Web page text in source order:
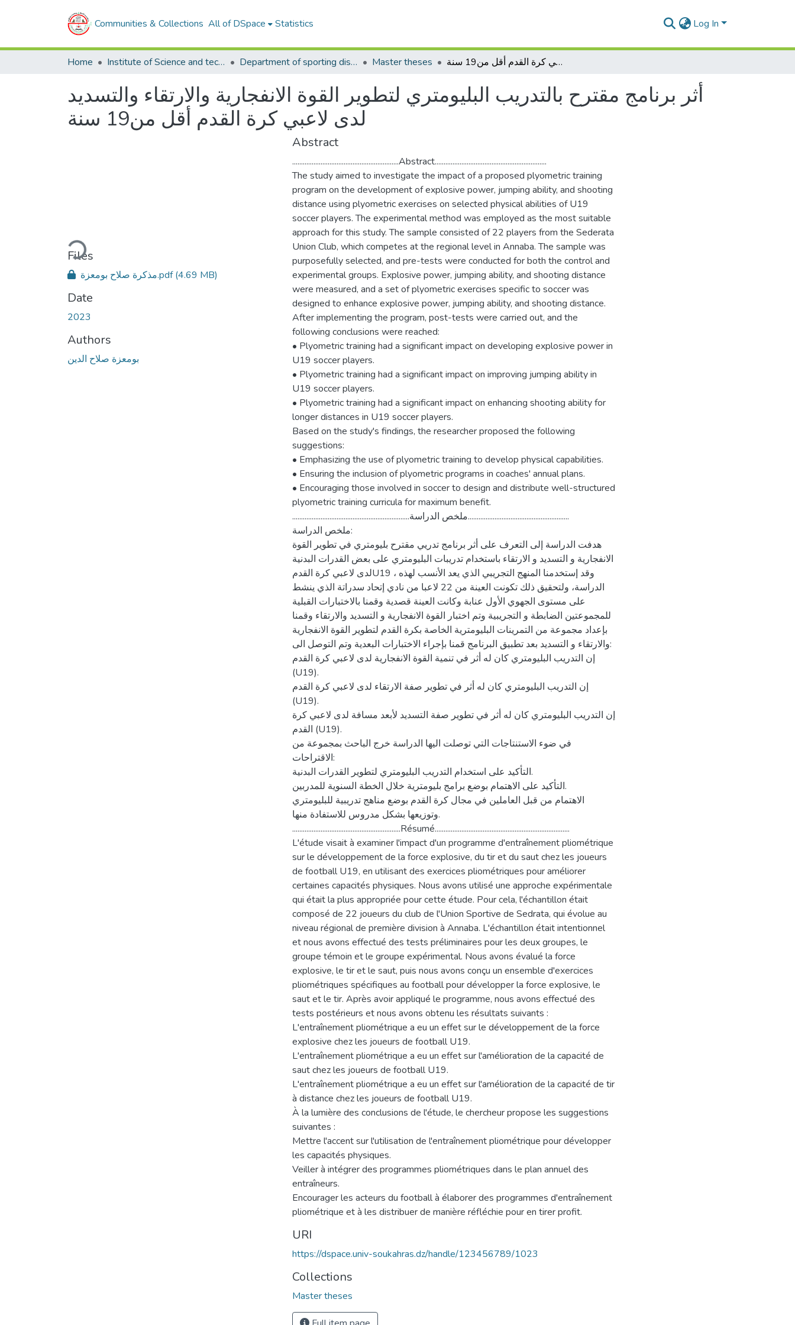
Communities & Collections All of DSpace Statistics Log In
Home Institute of Science and techniques of physical and sporting activities Department of sporting disciplines Master theses أثر برنامج مقترح بالتدريب البليومتري لتطوير القوة الانفجارية والارتقاء والتسديد لدى لاعبي كرة القدم أقل من19 سنة
أثر برنامج مقترح بالتدريب البليومتري لتطوير القوة الانفجارية والارتقاء والتسديد
لدى لاعبي كرة القدم أقل من19 سنة
Loading...
Files
مذكرة صلاح بومعزة.pdf(4.69 MB)
Date
2023
Authors
بومعزة صلاح الدين
Abstract
............................................................Abstract...............................................................
The study aimed to investigate the impact of a proposed plyometric training
program on the development of explosive power, jumping ability, and shooting
distance using plyometric exercises on selected physical abilities of U19
soccer players. The experimental method was employed as the most suitable
approach for this study. The sample consisted of 22 players from the Sederata
Union Club, which competes at the regional level in Annaba. The sample was
purposefully selected, and pre-tests were conducted for both the control and
experimental groups. Explosive power, jumping ability, and shooting distance
were measured, and a set of plyometric exercises specific to soccer was
designed to enhance explosive power, jumping ability, and shooting distance.
After implementing the program, post-tests were carried out, and the
following conclusions were reached:
• Plyometric training had a significant impact on developing explosive power in
U19 soccer players.
• Plyometric training had a significant impact on improving jumping ability in
U19 soccer players.
• Plyometric training had a significant impact on enhancing shooting ability for
longer distances in U19 soccer players.
Based on the study's findings, the researcher proposed the following
suggestions:
• Emphasizing the use of plyometric training to develop physical capabilities.
• Ensuring the inclusion of plyometric programs in coaches' annual plans.
• Encouraging those involved in soccer to design and distribute well-structured
plyometric training curricula for maximum benefit.
..................................................................ملخص الدراسة.........................................................
ملخص الدراسة:
هدفت الدراسة إلى التعرف على أثر برنامج تدريي مقترح بليومتري في تطوير القوة
الانفجارية و التسديد و الارتقاء باستخدام تدريبات البليومتري على بعض القدرات البدنية
لدى لاعبي كرة القدمU19 ، وقد إستخدمنا المنهج التجريبي الذي يعد الأنسب لهذه
الدراسة، ولتحقيق ذلك تكونت العينة من 22 لاعبا من نادي إتحاد سدراتة الذي ينشط
على مستوى الجهوي الأول عنابة وكانت العينة قصدية وقمنا بالاختبارات القبلية
للمجموعتين الضابطة و التجريبية وتم اختبار القوة الانفجارية و التسديد والارتقاء وقمنا
بإعداد مجموعة من التمرينات البليومترية الخاصة بكرة القدم لتطوير القوة الانفجارية
والارتقاء و التسديد بعد تطبيق البرنامج قمنا بإجراء الاختبارات البعدية وتم التوصل الى:
إن التدريب البليومتري كان له أثر في تنمية القوة الانفجارية لدى لاعبي كرة القدم
(U19).
إن التدريب البليومتري كان له أثر في تطوير صفة الارتقاء لدى لاعبي كرة القدم
(U19).
إن التدريب البليومتري كان له أثر في تطوير صفة التسديد لأبعد مسافة لدى لاعبي كرة
القدم (U19).
في ضوء الاستنتاجات التي توصلت اليها الدراسة خرج الباحث بمجموعة من
الاقتراحات:
التأكيد على استخدام التدريب البليومتري لتطوير القدرات البدنية.
التأكيد على الاهتمام بوضع برامج بليومترية خلال الخطة السنوية للمدربين.
الاهتمام من قبل العاملين في مجال كرة القدم بوضع مناهج تدريبية للبليومتري
وتوزيعها بشكل مدروس للاستفادة منها.
.............................................................Résumé............................................................................
L'étude visait à examiner l'impact d'un programme d'entraînement pliométrique
sur le développement de la force explosive, du tir et du saut chez les joueurs
de football U19, en utilisant des exercices pliométriques pour améliorer
certaines capacités physiques. Nous avons utilisé une approche expérimentale
qui était la plus appropriée pour cette étude. Pour cela, l'échantillon était
composé de 22 joueurs du club de l'Union Sportive de Sedrata, qui évolue au
niveau régional de première division à Annaba. L'échantillon était intentionnel
et nous avons effectué des tests préliminaires pour les deux groupes, le
groupe témoin et le groupe expérimental. Nous avons évalué la force
explosive, le tir et le saut, puis nous avons conçu un ensemble d'exercices
pliométriques spécifiques au football pour développer la force explosive, le
saut et le tir. Après avoir appliqué le programme, nous avons effectué des
tests postérieurs et nous avons obtenu les résultats suivants :
L'entraînement pliométrique a eu un effet sur le développement de la force
explosive chez les joueurs de football U19.
L'entraînement pliométrique a eu un effet sur l'amélioration de la capacité de
saut chez les joueurs de football U19.
L'entraînement pliométrique a eu un effet sur l'amélioration de la capacité de tir
à distance chez les joueurs de football U19.
À la lumière des conclusions de l'étude, le chercheur propose les suggestions
suivantes :
Mettre l'accent sur l'utilisation de l'entraînement pliométrique pour développer
les capacités physiques.
Veiller à intégrer des programmes pliométriques dans le plan annuel des
entraîneurs.
Encourager les acteurs du football à élaborer des programmes d'entraînement
pliométrique et à les distribuer de manière réfléchie pour en tirer profit.
URI
https://dspace.univ-soukahras.dz/handle/123456789/1023
Collections
Master theses